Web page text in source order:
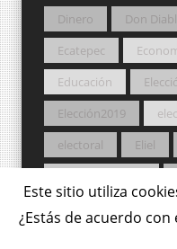
Este sitio utiliza
¿Estás de acuerdo con
Dinero
Don
Ecatepec
Educación
Elección2019
electoral
Eliel
Estados Unidos